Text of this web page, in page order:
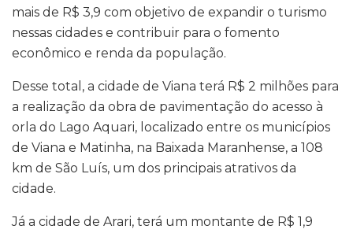
mais de R$ 3,9 com objetivo de expandir o turismo
nessas cidades e contribuir para o fomento
econômico e renda da população.
Desse total, a cidade de Viana terá R$ 2 milhões para
a realização da obra de pavimentação do acesso à
orla do Lago Aquari, localizado entre os municípios
de Viana e Matinha, na Baixada Maranhense, a 108
km de São Luís, um dos principais atrativos da
cidade.
Já a cidade de Arari, terá um montante de R$ 1,9